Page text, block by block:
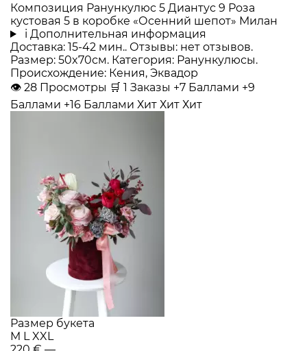
Композиция Ранункулюс 5 Диантус 9 Роза
кустовая 5 в коробке «Осенний шепот» Милан
i Дополнительная информация
Доставка: 15-42 мин.. Отзывы: нет отзывов.
Размер: 50x70см. Категория: Ранункулюсы.
Происхождение: Кения, Эквадор
👁 28 Просмотры 🛒 1 Заказы +7 Баллами +9
Баллами +16 Баллами Хит Хит Хит
Размер букета
M LXXL